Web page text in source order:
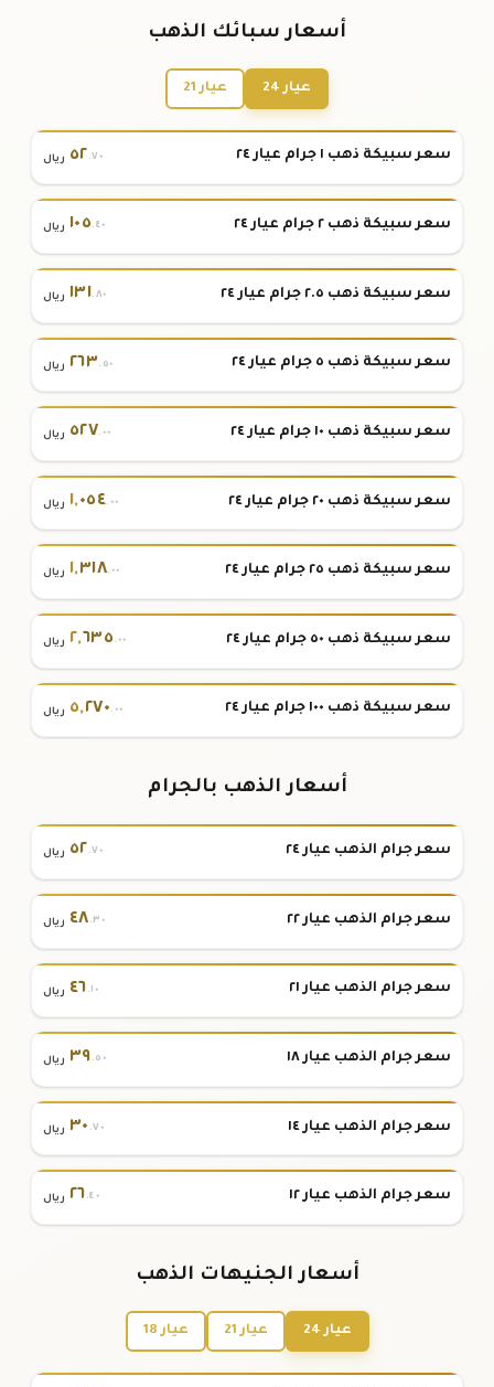
أسعار سبائك الذهب
عيار 24 عيار 21
سعر سبيكة ذهب ١ جرام عيار ٢٤ ٥٢.٧٠ ريال
سعر سبيكة ذهب ٢ جرام عيار ٢٤ ١٠٥.٤٠ ريال
سعر سبيكة ذهب ٢.٥ جرام عيار ٢٤ ١٣١.٨٠ ريال
سعر سبيكة ذهب ٥ جرام عيار ٢٤ ٢٦٣.٥٠ ريال
سعر سبيكة ذهب ١٠ جرام عيار ٢٤ ٥٢٧.٠٠ ريال
سعر سبيكة ذهب ٢٠ جرام عيار ٢٤ ١,٠٥٤.٠٠ ريال
سعر سبيكة ذهب ٢٥ جرام عيار ٢٤ ١,٣١٨.٠٠ ريال
سعر سبيكة ذهب ٥٠ جرام عيار ٢٤ ٢,٦٣٥.٠٠ ريال
سعر سبيكة ذهب ١٠٠ جرام عيار ٢٤ ٥,٢٧٠.٠٠ ريال
أسعار الذهب بالجرام
سعر جرام الذهب عيار ٢٤ ٥٢.٧٠ ريال
سعر جرام الذهب عيار ٢٢ ٤٨.٣٠ ريال
سعر جرام الذهب عيار ٢١ ٤٦.١٠ ريال
سعر جرام الذهب عيار ١٨ ٣٩.٥٠ ريال
سعر جرام الذهب عيار ١٤ ٣٠ .٧٠ ريال
سعر جرام الذهب عيار ١٢ ٢٦.٤٠ ريال
أسعار الجنيهات الذهب
عيار 24 عيار 21 عيار 18